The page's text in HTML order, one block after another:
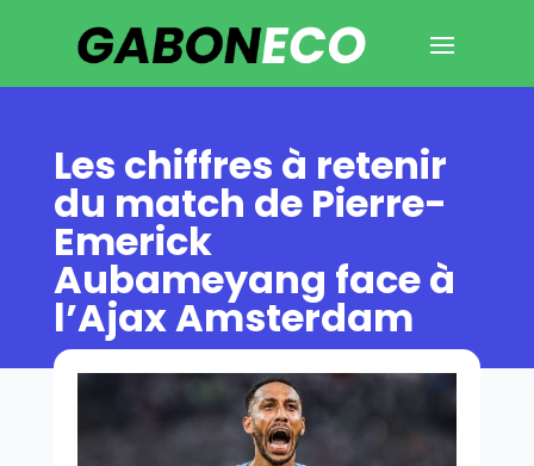
Les chiffres à retenir
du match de Pierre-
Emerick
Aubameyang face à
l’Ajax Amsterdam